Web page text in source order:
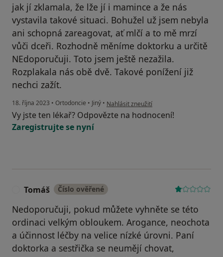
jak jí zklamala, že lže jí i mamince a že nás
vystavila takové situaci. Bohužel už jsem nebyla
ani schopná zareagovat, ať mlčí a to mě mrzí
vůči dceři. Rozhodně měníme doktorku a určitě
NEdoporučuji. Toto jsem ještě nezažila.
Rozplakala nás obě dvě. Takové ponížení již
nechci zažít.
18. října 2023 • Ortodoncie • Jiný • podle názoru uživatele Zuzana Malá
Nahlásit zneužití
Vy jste ten lékař? Odpovězte na hodnocení!
Zaregistrujte se nyní
Tomáš Číslo ověřené
Nedoporučuji, pokud můžete vyhněte se této
ordinaci velkým obloukem. Arogance, neochota
a účinnost léčby na velice nízké úrovni. Paní
doktorka a sestřička se neumějí chovat,